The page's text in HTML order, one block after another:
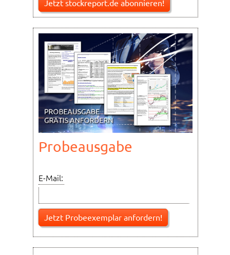
Jetzt stockreport.de abonnieren!
Probeausgabe
E-Mail: